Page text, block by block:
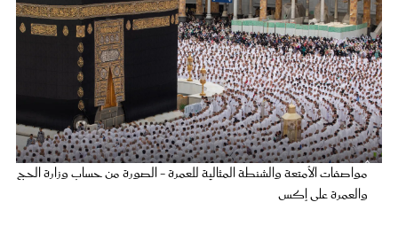
مواصفات الأمتعة والشنطة المثالية للعمرة - الصورة من حساب وزارة الحج
والعمرة على إكس
فيديو
مطبخ سيدتي
مقالات الرأي
ستايل
تقارير
عروس سيدتي